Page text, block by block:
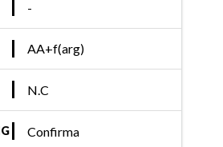
-
AA+f(arg)
N.C
Confirma